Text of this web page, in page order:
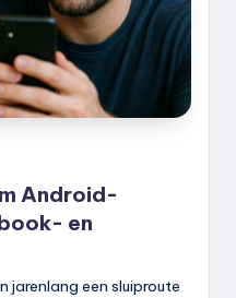
Android-
en
jarenlang een sluiproute